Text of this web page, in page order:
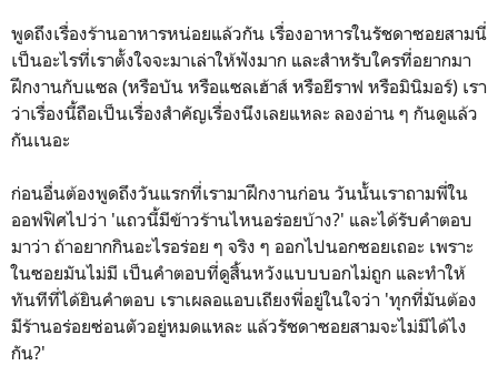
พูดถึงเรื่องร้านอาหารหน่อยแล้วกัน เรื่องอาหารในรัชดาซอยสามนี่
เป็นอะไรที่เราตั้งใจจะมาเล่าให้ฟังมาก และสำหรับใครที่อยากมา
ฝึกงานกับแซล (หรือบัน หรือแซลเฮ้าส์ หรือยีราฟ หรือมินิมอร์) เรา
ว่าเรื่องนี้ถือเป็นเรื่องสำคัญเรื่องนึงเลยแหละ ลองอ่าน ๆ กันดูแล้ว
กันเนอะ
ก่อนอื่นต้องพูดถึงวันแรกที่เรามาฝึกงานก่อน วันนั้นเราถามพี่ใน
ออฟฟิศไปว่า 'แถวนี้มีข้าวร้านไหนอร่อยบ้าง?' และได้รับคำตอบ
มาว่า ถ้าอยากกินอะไรอร่อย ๆ จริง ๆ ออกไปนอกซอยเถอะ เพราะ
ในซอยมันไม่มี เป็นคำตอบที่ดูสิ้นหวังแบบบอกไม่ถูก และทำให้
ทันทีที่ได้ยินคำตอบ เราเผลอแอบเถียงพี่อยู่ในใจว่า 'ทุกที่มันต้อง
มีร้านอร่อยซ่อนตัวอยู่หมดแหละ แล้วรัชดาซอยสามจะไม่มีได้ไง
กัน?'